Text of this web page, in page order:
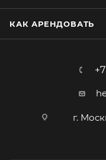
КАК АРЕНДОВАТЬ
г.